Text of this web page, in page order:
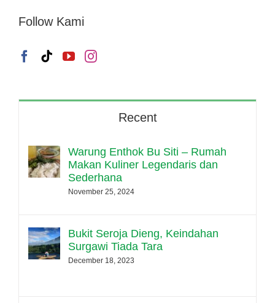
Follow Kami
Recent
Warung Enthok Bu Siti – Rumah
Makan Kuliner Legendaris dan
Sederhana
November 25, 2024
Bukit Seroja Dieng, Keindahan
Surgawi Tiada Tara
December 18, 2023